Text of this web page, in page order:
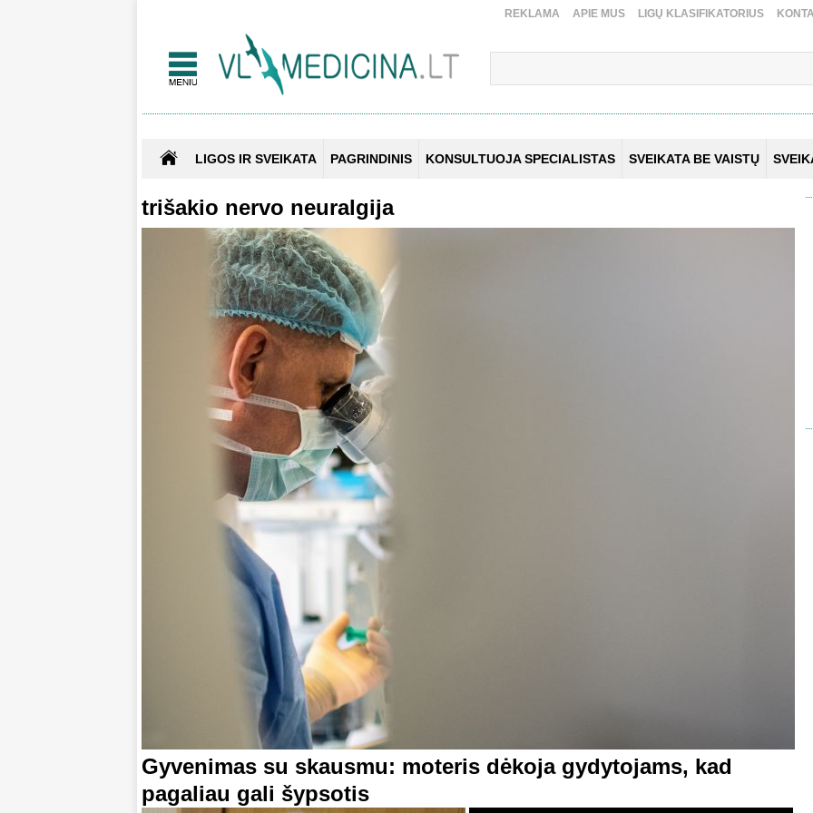
REKLAMA APIE MUS LIGŲ KLASIFIKATORIUS
LIGOS IR SVEIKATA PAGRINDINIS KONSULTUOJA SPECIALISTAS SVEIKATA BE VAISTŲ
trišakio nervo neuralgija
Gyvenimas su skausmu: moteris dėkoja gydytojams, kad
pagaliau gali šypsotis